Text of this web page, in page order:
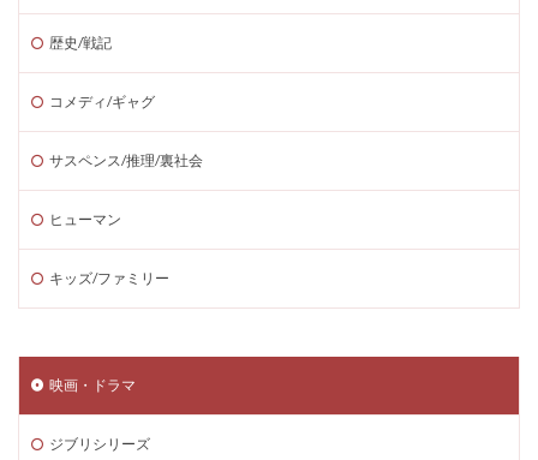
歴史/戦記
コメディ/ギャグ
サスペンス/推理/裏社会
ヒューマン
キッズ/ファミリー
映画・ドラマ
ジブリシリーズ